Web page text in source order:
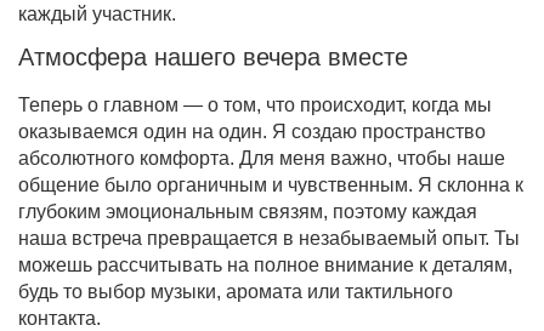
каждый участник.
Атмосфера нашего вечера вместе
Теперь о главном — о том, что происходит, когда мы
оказываемся один на один. Я создаю пространство
абсолютного комфорта. Для меня важно, чтобы наше
общение было органичным и чувственным. Я склонна к
глубоким эмоциональным связям, поэтому каждая
наша встреча превращается в незабываемый опыт. Ты
можешь рассчитывать на полное внимание к деталям,
будь то выбор музыки, аромата или тактильного
контакта.